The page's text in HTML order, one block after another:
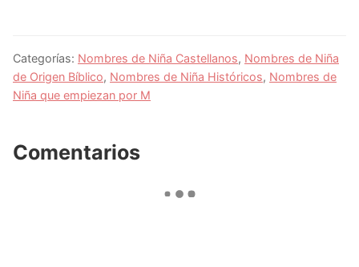
Categorías: Nombres de Niña Castellanos, Nombres de Niña
de Origen Bíblico, Nombres de Niña Históricos, Nombres de
Niña que empiezan por M
Comentarios